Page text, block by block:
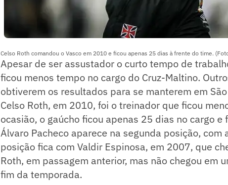
Celso Roth comandou o Vasco em 2010 e ficou apenas 25 dias à frente do time.
Apesar de ser assustador o curto tempo de
ficou menos tempo no cargo do Cruz-Maltino.
obtiverem os resultados para se manterem em
Celso Roth, em 2010, foi o treinador que ficou
ocasião, o gaúcho ficou apenas 25 dias no cargo
Álvaro Pacheco aparece na segunda posição,
posição fica com Valdir Espinosa, em 2007, que
Roth, em passagem anterior, mas não chegou em
fim da temporada.